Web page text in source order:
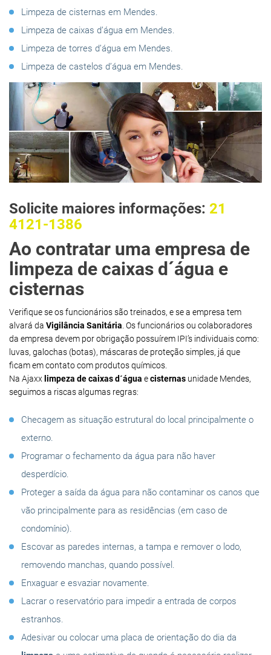
Limpeza de cisternas em Mendes.
Limpeza de caixas d’água em Mendes.
Limpeza de torres d’água em Mendes.
Limpeza de castelos d’água em Mendes.
Solicite maiores informações: 21
4121-1386
Ao contratar uma empresa de
limpeza de caixas d´água e
cisternas
Verifique se os funcionários são treinados, e se a empresa tem
alvará da Vigilância Sanitária . Os funcionários ou colaboradores
da empresa devem por obrigação possuírem IPI’s individuais como:
luvas, galochas (botas), máscaras de proteção simples, já que
ficam em contato com produtos químicos.
Na Ajaxx limpeza de caixas d´água ecisternas unidade Mendes,
seguimos a riscas algumas regras:
Checagem as situação estrutural do local principalmente o
externo.
Programar o fechamento da água para não haver
desperdício.
Proteger a saída da água para não contaminar os canos que
vão principalmente para as residências (em caso de
condomínio).
Escovar as paredes internas, a tampa e remover o lodo,
removendo manchas, quando possível.
Enxaguar e esvaziar novamente.
Lacrar o reservatório para impedir a entrada de corpos
estranhos.
Adesivar ou colocar uma placa de orientação do dia da